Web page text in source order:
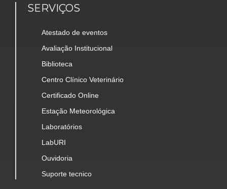
SERVIÇOS
Atestado de eventos
Avaliação Institucional
Biblioteca
Centro Clínico Veterinário
Certificado Online
Estação Meteorológica
Laboratórios
LabURI
Ouvidoria
Suporte tecnico